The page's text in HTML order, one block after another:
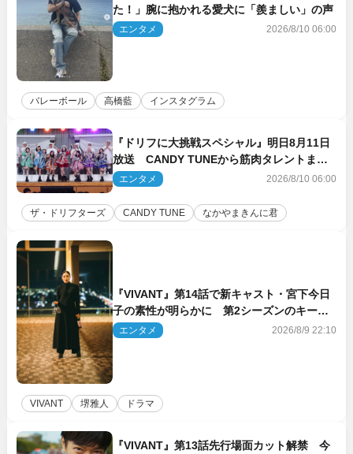
た！」腕に抱かれる愛犬に「羨ましい」の声
エンタメ 2026/8/10 06:00
バレーボール 高橋藍 インスタグラム
『ドリフに大挑戦スペシャル』明日8月11日
放送 CANDY TUNEから筋肉タレントまで
大集合
エンタメ 2026/8/10 06:00
ザ・ドリフターズ CANDY TUNE なかやまきんに君
『VIVANT』第14話で新キャスト・宮下今日
子の素性が明らかに 第2シーズンのキーパ
ーソンの1人
エンタメ 2026/8/9 22:10
VIVANT 堺雅人 ドラマ
『VIVANT』第13話先行場面カット解禁 今